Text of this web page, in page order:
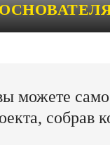
можете
собрав